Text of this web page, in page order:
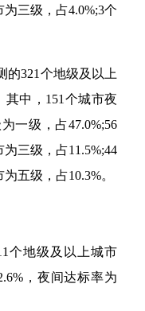
三级，占4.0%;3个
的321个地级及以上
其中，151个城市夜
一级，占47.0%;56
三级，占11.5%;44
五级，占10.3%。
个地级及以上城市
，夜间达标率为